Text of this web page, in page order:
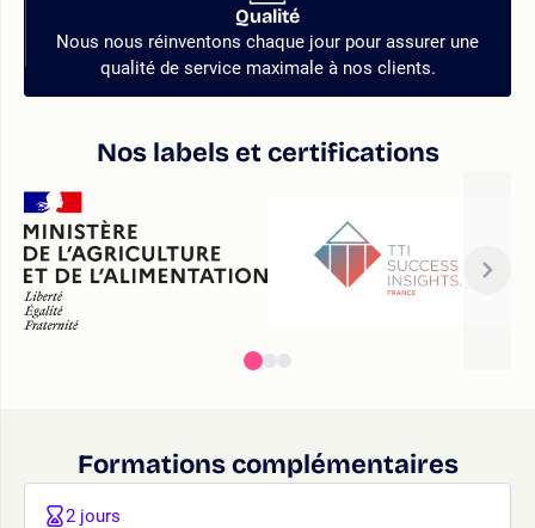
Qualité
Nous nous réinventons chaque jour pour assurer une
qualité de service maximale à nos clients.
Nos labels et certifications
Formations complémentaires
2 jours